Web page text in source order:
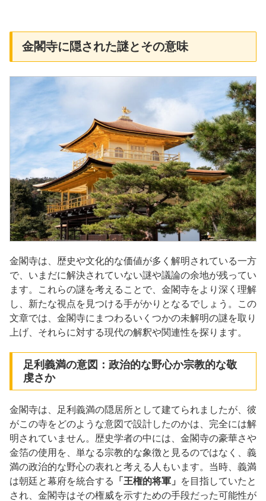
金閣寺に隠された謎とその意味
金閣寺は、歴史や文化的な価値が多く解明されている一方
で、いまだに解決されていない謎や議論の余地が残ってい
ます。これらの謎を考えることで、金閣寺をより深く理解
し、新たな視点を見つける手がかりとなるでしょう。この
文章では、金閣寺にまつわるいくつかの未解明の謎を取り
上げ、それらに対する現代の解釈や関連性を探ります。
足利義満の意図：政治的な野心か宗教的な敬
虔さか
金閣寺は、足利義満の隠居所として建てられましたが、彼
がこの寺をどのような意図で設計したのかは、完全には解
明されていません。歴史学者の中には、金閣寺の豪華さや
金箔の使用を、単なる宗教的な象徴と見るのではなく、義
満の政治的な野心の表れと考える人もいます。当時、義満
は朝廷と幕府を統合する
「王権的将軍」
を目指していたと
され、金閣寺はその権威を示すための手段だった可能性が